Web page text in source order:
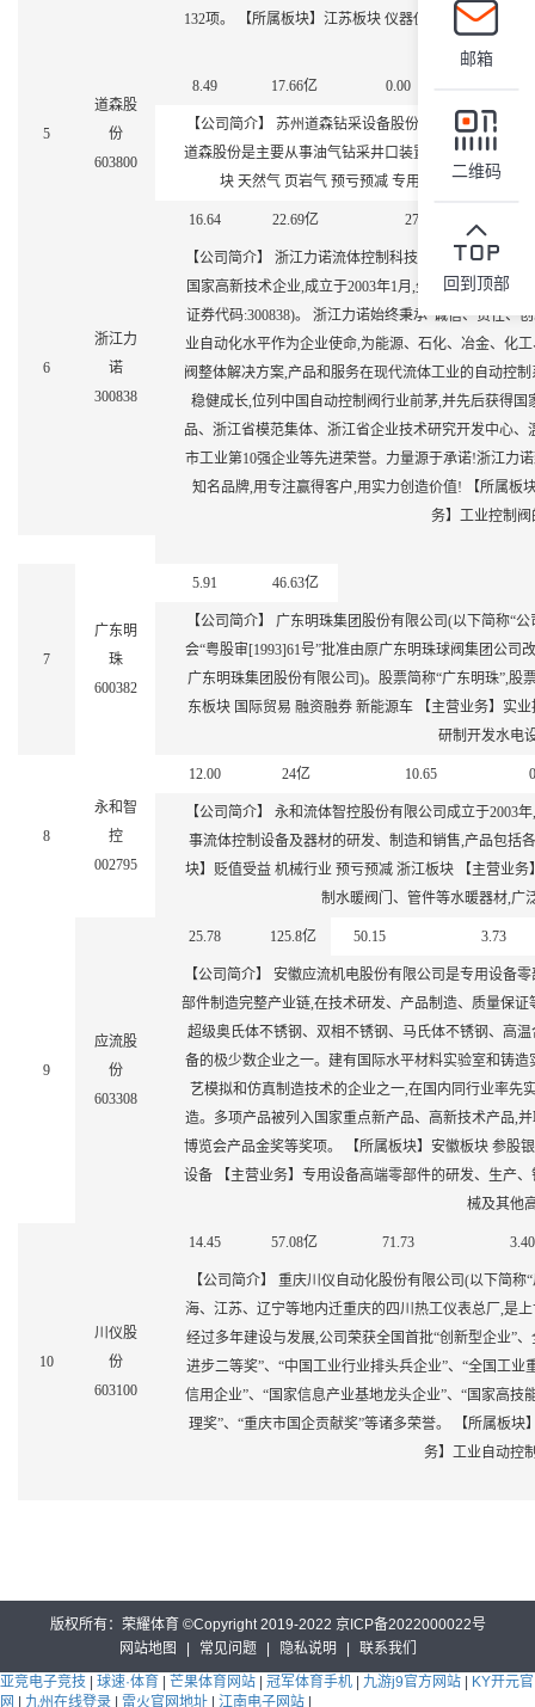
132项。 【所属板块】江苏板块 仪器仪表 转债标的 【
5
道森股
份
603800
8.49 17.66亿 0.00
【公司简介】 苏州道森钻采设备股份有限公司,简称“
道森股份是主要从事油气钻采井口装置、阀门及井控
块 天然气 页岩气 预亏预减 专用设备 【主营业务
6
浙江力
诺
300838
16.64 22.69亿 27.41
【公司简介】 浙江力诺流体控制科技股份有限公司是
国家高新技术企业,成立于2003年1月,坐落于浙江省瑞
证券代码:300838)。 浙江力诺始终秉承“诚信、责任、
业自动化水平作为企业使命,为能源、石化、冶金、化
阀整体解决方案,产品和服务在现代流体工业的自动控
稳健成长,位列中国自动控制阀行业前茅,并先后获得
品、浙江省模范集体、浙江省企业技术研究开发中心
市工业第10强企业等先进荣誉。力量源于承诺!浙江力
知名品牌,用专注赢得客户,用实力创造价值! 【所属板
务】工业控制
7
广东明
珠
600382
5.91 46.63亿
【公司简介】 广东明珠集团股份有限公司(以下简称“
会“粤股审[1993]61号”批准由原广东明珠球阀集团公司
广东明珠集团股份有限公司)。股票简称“广东明珠”,股
东板块 国际贸易 融资融券 新能源车 【主营业务】实
研制开发水电
8
永和智
控
002795
12.00 24亿 10.65
【公司简介】 永和流体智控股份有限公司成立于2003
事流体控制设备及器材的研发、制造和销售,产品包括
块】贬值受益 机械行业 预亏预减 浙江板块 【主营业
制水暖阀门、管件等水暖器材,广
9
应流股
份
603308
25.78 125.8亿 50.15 3.73
【公司简介】 安徽应流机电股份有限公司是专用设备
部件制造完整产业链,在技术研发、产品制造、质量保
超级奥氏体不锈钢、双相不锈钢、马氏体不锈钢、高
备的极少数企业之一。建有国际水平材料实验室和铸
艺模拟和仿真制造技术的企业之一,在国内同行业率先
造。多项产品被列入国家重点新产品、高新技术产品,
博览会产品金奖等奖项。 【所属板块】安徽板块 参股
设备 【主营业务】专用设备高端零部件的研发、生产
械及其他
10
川仪股
份
603100
14.45 57.08亿 71.73 3.40
【公司简介】 重庆川仪自动化股份有限公司(以下简称
海、江苏、辽宁等地内迁重庆的四川热工仪表总厂,是
经过多年建设与发展,公司荣获全国首批“创新型企业”
进步二等奖”、“中国工业行业排头兵企业”、“全国工
信用企业”、“国家信息产业基地龙头企业”、“国家高技
理奖”、“重庆市国企贡献奖”等诸多荣誉。 【所属板
务】工业自动控
版权所有：荣耀体育 ©Copyright 2019-2022 京ICP备2022000022号
网站地图
常见问题 隐私说明 联系我们
邮箱
二维码
回到顶部
亚竞电子竞技 球速·体育 芒果体育网站 冠军体育手机 九游j9官方网站
KY开元官
网
九州在线登录 雷火官网地址 江南电子网站